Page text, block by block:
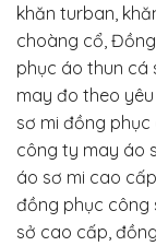
khăn turban,
choàng cổ,
phục áo thun
may đo theo
sơ mi đồng
công ty may áo
áo sơ mi cao
đồng phục công
sở cao cấp,